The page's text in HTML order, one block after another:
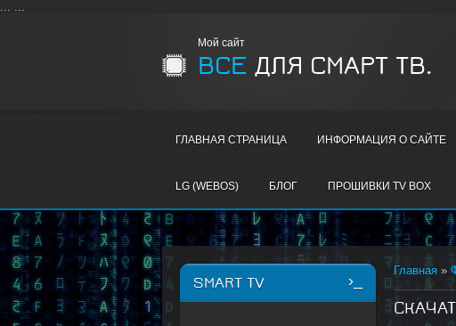
... ...
Мой сайт
ВСЕ ДЛЯ СМАРТ ТВ.
ГЛАВНАЯ СТРАНИЦА ИНФОРМАЦИЯ О САЙТЕ
LG (WEBOS) БЛОГ ПРОШИВКИ TV BOX
Главная »
SMART TV